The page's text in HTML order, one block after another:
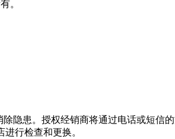
。
隐患。授权经销商将通过电话或短信的
行检查和更换。